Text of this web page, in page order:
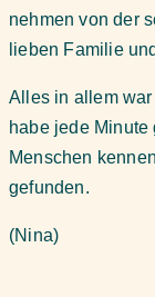
nehmen von der
lieben Familie
Alles in allem
habe jede
Menschen
gefunden.
(Nina)